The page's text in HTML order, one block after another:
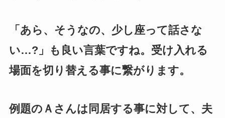
「あら、そうなの、少し座って話さな
い…?」も良い言葉ですね。受け入れる
場面を切り替える事に繋がります。
例題のＡさんは同居する事に対して、夫